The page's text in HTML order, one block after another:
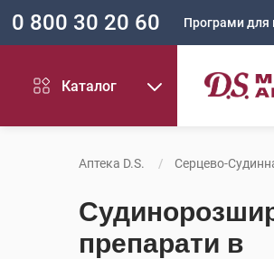
0 800 30 20 60 Програми для
Каталог
Аптека D.S. Серцево-
препарати в